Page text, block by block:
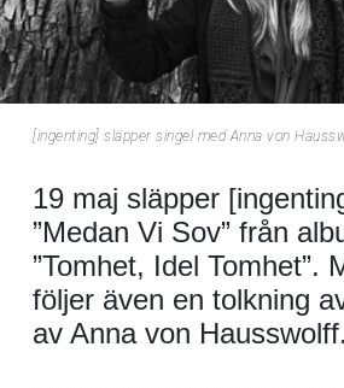
[ingenting] släpper singel med Anna von
19 maj släpper
”Medan Vi Sov” från
”Tomhet, Idel Tomhet”.
följer även en tolkning
av Anna von Hausswolff.